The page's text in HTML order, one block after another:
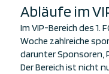
Abläufe im
Im VIP-Bereich des 1.
Woche zahlreiche
darunter Sponsoren,
Der Bereich ist nicht